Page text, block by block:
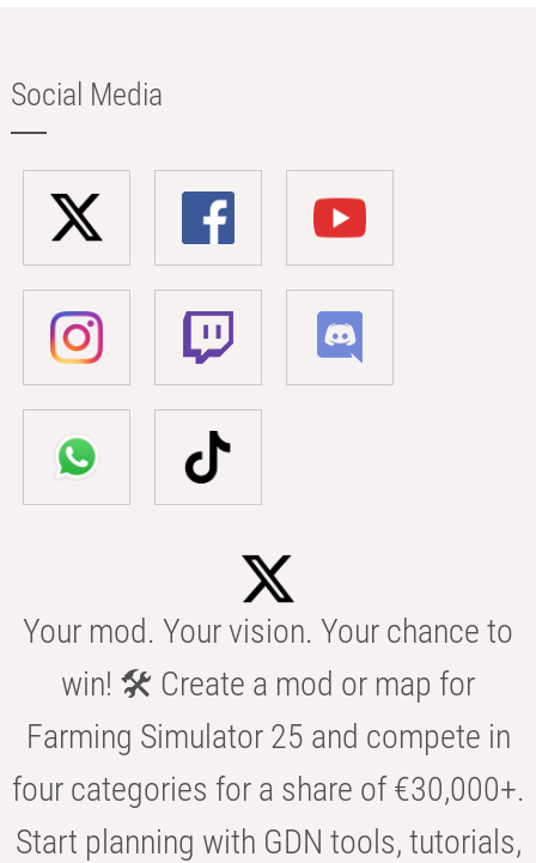
Social Media
Your mod. Your vision. Your chance to
win! 🛠️ Create a mod or map for
Farming Simulator 25 and compete in
four categories for a share of €30,000+.
Start planning with GDN tools, tutorials,